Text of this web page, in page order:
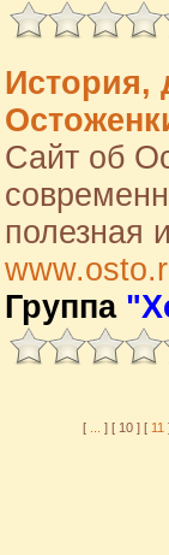
Сайт об
полезная
Группа
[ ] [ 10 ] [ 11